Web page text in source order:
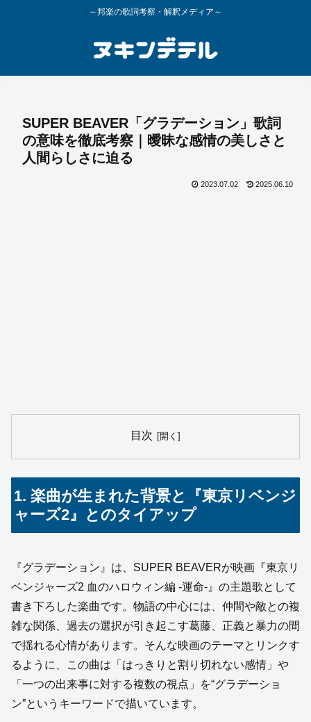
～邦楽の歌詞考察・解釈メディア～
SUPER BEAVER「グラデーション」歌詞
の意味を徹底考察｜曖昧な感情の美しさと
人間らしさに迫る
2023.07.02 2025.06.10
目次
1. 楽曲が生まれた背景と『東京リベンジ
ャーズ2』とのタイアップ
『グラデーション』は、SUPER BEAVERが映画『東京リ
ベンジャーズ2 血のハロウィン編 -運命-』の主題歌として
書き下ろした楽曲です。物語の中心には、仲間や敵との複
雑な関係、過去の選択が引き起こす葛藤、正義と暴力の間
で揺れる心情があります。そんな映画のテーマとリンクす
るように、この曲は「はっきりと割り切れない感情」や
「一つの出来事に対する複数の視点」を“グラデーショ
ン”というキーワードで描いています。